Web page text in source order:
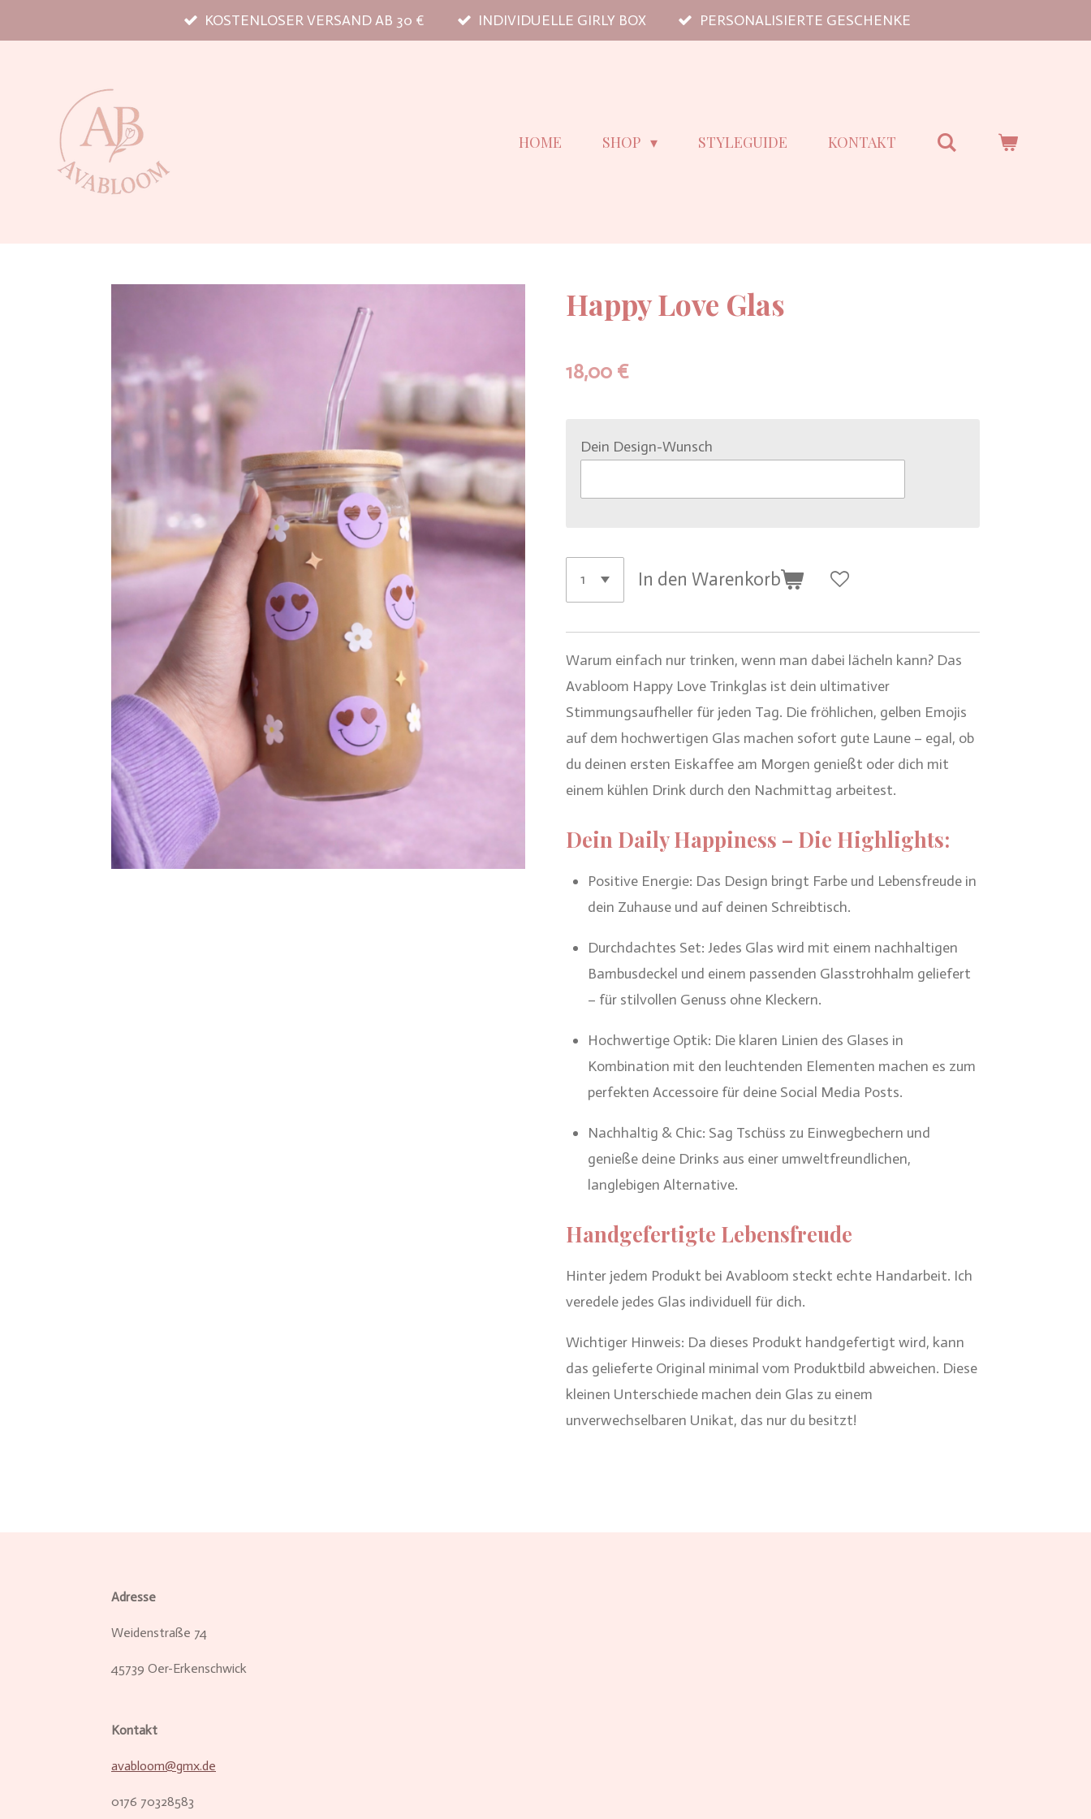
KOSTENLOSER VERSAND AB 30 € INDIVIDUELLE GIRLY BOX PERSONALISIERTE GESCHENKE
HOME SHOP STYLEGUIDE KONTAKT
Happy Love Glas
18,00 €
Dein Design-Wunsch
In den Warenkorb
Warum einfach nur trinken, wenn man dabei lächeln kann? Das
Avabloom Happy Love Trinkglas ist dein ultimativer
Stimmungsaufheller für jeden Tag. Die fröhlichen, gelben Emojis
auf dem hochwertigen Glas machen sofort gute Laune – egal, ob
du deinen ersten Eiskaffee am Morgen genießt oder dich mit
einem kühlen Drink durch den Nachmittag arbeitest.
Dein Daily Happiness – Die Highlights:
Positive Energie: Das Design bringt Farbe und Lebensfreude in
dein Zuhause und auf deinen Schreibtisch.
Durchdachtes Set: Jedes Glas wird mit einem nachhaltigen
Bambusdeckel und einem passenden Glasstrohhalm geliefert
– für stilvollen Genuss ohne Kleckern.
Hochwertige Optik: Die klaren Linien des Glases in
Kombination mit den leuchtenden Elementen machen es zum
perfekten Accessoire für deine Social Media Posts.
Nachhaltig & Chic: Sag Tschüss zu Einwegbechern und
genieße deine Drinks aus einer umweltfreundlichen,
langlebigen Alternative.
Handgefertigte Lebensfreude
Hinter jedem Produkt bei Avabloom steckt echte Handarbeit. Ich
veredele jedes Glas individuell für dich.
Wichtiger Hinweis: Da dieses Produkt handgefertigt wird, kann
das gelieferte Original minimal vom Produktbild abweichen. Diese
kleinen Unterschiede machen dein Glas zu einem
unverwechselbaren Unikat, das nur du besitzt!
Adresse
Weidenstraße 74
45739 Oer-Erkenschwick
Kontakt
avabloom@gmx.de
0176 70328583